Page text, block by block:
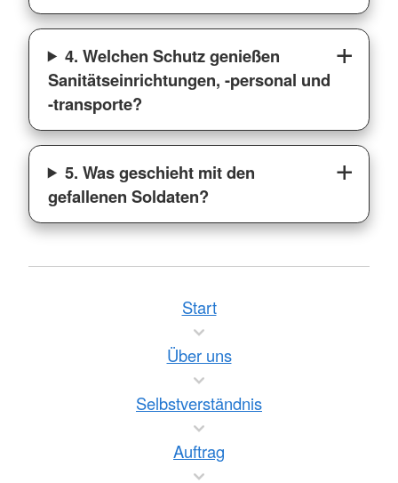
4. Welchen Schutz genießen
Sanitätseinrichtungen, -personal und
-transporte?
5. Was geschieht mit den
gefallenen Soldaten?
Start
Über uns
Selbstverständnis
Auftrag